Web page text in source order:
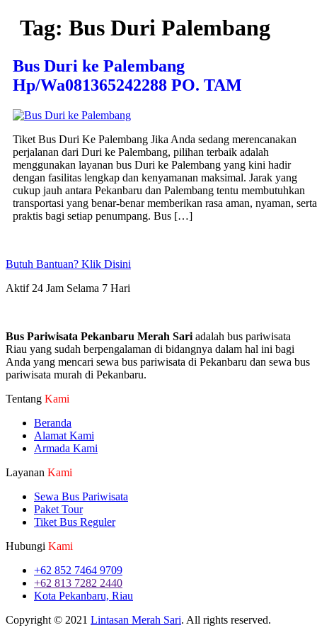
Lewati
Tag: Bus Duri Palembang
Bus Duri ke Palembang
Hp/Wa081365242288 PO. TAM
Tiket Bus Duri Ke Palembang Jika Anda sedang merencanakan
perjalanan dari Duri ke Palembang, pilihan terbaik adalah
menggunakan layanan bus Duri ke Palembang yang kini hadir
dengan fasilitas lengkap dan kenyamanan maksimal. Jarak yang
cukup jauh antara Pekanbaru dan Palembang tentu membutuhkan
transportasi yang benar-benar memberikan rasa aman, nyaman, serta
praktis bagi setiap penumpang. Bus […]
Butuh Bantuan? Klik Disini
Aktif 24 Jam Selama 7 Hari
Bus Pariwisata Pekanbaru Merah Sari adalah bus pariwisata
Riau yang sudah berpengalaman di bidangnya dalam hal ini bagi
Anda yang mencari sewa bus pariwisata di Pekanbaru dan sewa bus
pariwisata murah di Pekanbaru.
Tentang Kami
Beranda
Alamat Kami
Armada Kami
Layanan Kami
Sewa Bus Pariwisata
Paket Tour
Tiket Bus Reguler
Hubungi Kami
+62 852 7464 9709
+62 813 7282 2440
Kota Pekanbaru, Riau
Copyright © 2021 Lintasan Merah Sari. All rights reserved.